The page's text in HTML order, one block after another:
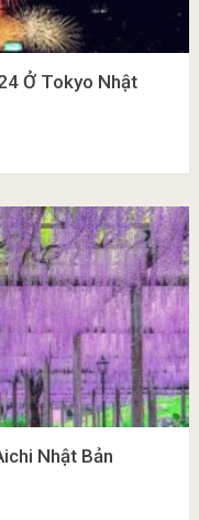
Ở Tokyo Nhật
Nhật Bản